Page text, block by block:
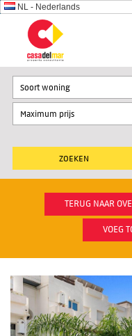
NL - Nederlands
Soort woning
TERUG NAAR
VOEG